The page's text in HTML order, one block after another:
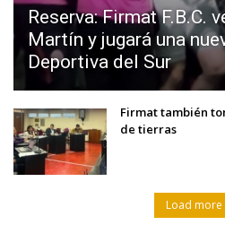
Reserva: Firmat F.B.C.
Martín y jugará una
Deportiva del Sur
Firmat también
de tierras
Load more